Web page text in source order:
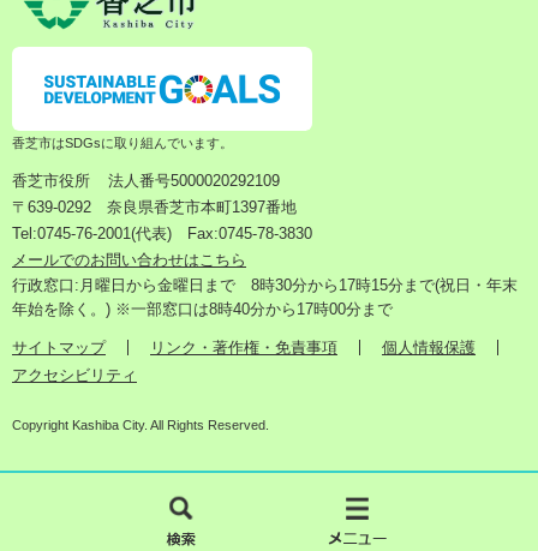
香芝市はSDGsに取り組んでいます。
香芝市役所
法人番号5000020292109
〒639-0292 奈良県香芝市本町1397番地
Tel:0745-76-2001(代表) Fax:0745-78-3830
メールでのお問い合わせはこちら
行政窓口:月曜日から金曜日まで 8時30分から17時15分まで(祝日・年末
年始を除く。) ※一部窓口は8時40分から17時00分まで
サイトマップ リンク・著作権・免責事項
個人情報保護
アクセシビリティ
Copyright Kashiba City. All Rights Reserved.